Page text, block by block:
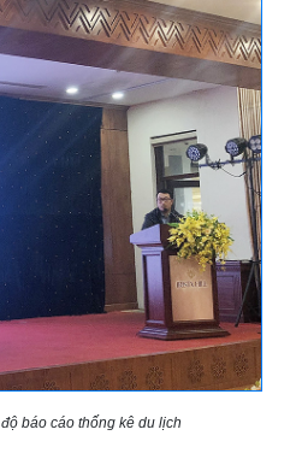
báo cáo thống kê du lịch